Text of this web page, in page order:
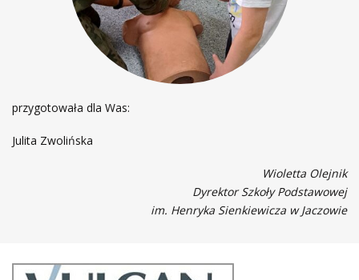
przygotowała dla Was:
Julita Zwolińska
Wioletta Olejnik
Dyrektor Szkoły Podstawowej
im. Henryka Sienkiewicza w Jaczowie